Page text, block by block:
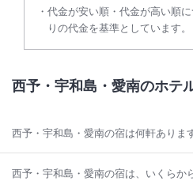
代金が安い順・代金が高い順
りの代金を基準としています。
西予・宇和島・愛南のホテ
西予・宇和島・愛南の宿は何軒ありま
西予・宇和島・愛南の宿は、いくらか